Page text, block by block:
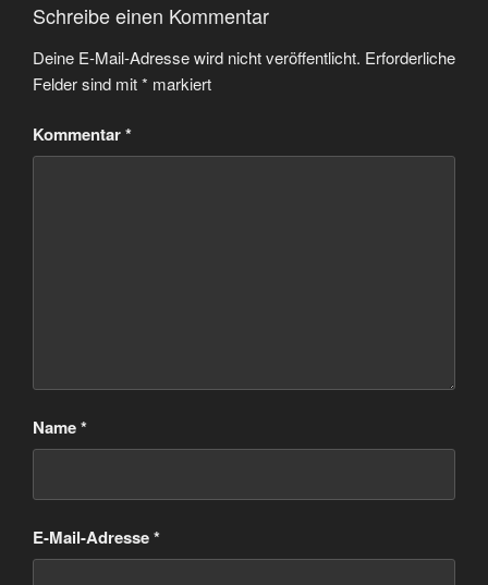
Schreibe einen Kommentar
Deine E-Mail-Adresse wird nicht veröffentlicht. Erforderliche
Felder sind mit* markiert
Kommentar*
Name*
E-Mail-Adresse*